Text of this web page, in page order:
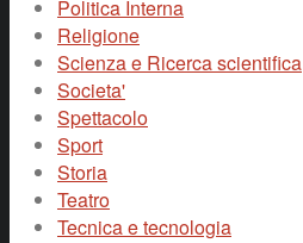
Politica Interna
Religione
Scienza e Ricerca scientifica
Societa'
Spettacolo
Sport
Storia
Teatro
Tecnica e tecnologia